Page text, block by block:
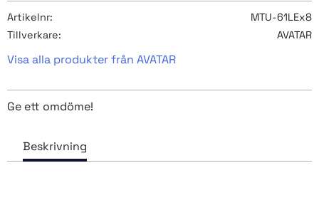
Artikelnr
MTU-61LEx8
Tillverkare
AVATAR
Visa alla produkter från AVATAR
Ge ett omdöme!